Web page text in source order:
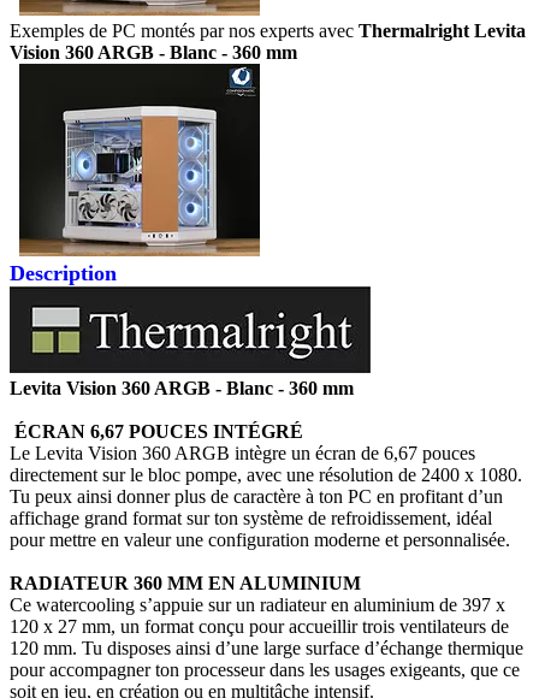
Exemples de PC montés par nos experts avec Thermalright Levita
Vision 360 ARGB - Blanc - 360 mm
Description
Levita Vision 360 ARGB - Blanc - 360 mm
ÉCRAN 6,67 POUCES INTÉGRÉ
Le Levita Vision 360 ARGB intègre un écran de 6,67 pouces
directement sur le bloc pompe, avec une résolution de 2400 x 1080.
Tu peux ainsi donner plus de caractère à ton PC en profitant d’un
affichage grand format sur ton système de refroidissement, idéal
pour mettre en valeur une configuration moderne et personnalisée.
RADIATEUR 360 MM EN ALUMINIUM
Ce watercooling s’appuie sur un radiateur en aluminium de 397 x
120 x 27 mm, un format conçu pour accueillir trois ventilateurs de
120 mm. Tu disposes ainsi d’une large surface d’échange thermique
pour accompagner ton processeur dans les usages exigeants, que ce
soit en jeu, en création ou en multitâche intensif.